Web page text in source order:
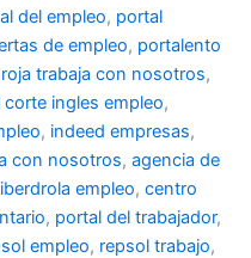
del empleo, portal
de empleo, portalento
trabaja con nosotros,
corte ingles empleo,
, indeed empresas,
con nosotros, agencia de
iberdrola empleo, centro
, portal del trabajador,
empleo, repsol trabajo,